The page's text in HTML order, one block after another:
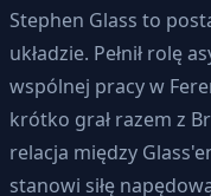
Stephen Glass to
układzie. Pełnił rolę
wspólnej pracy w
krótko grał razem z
relacja między
stanowi siłę